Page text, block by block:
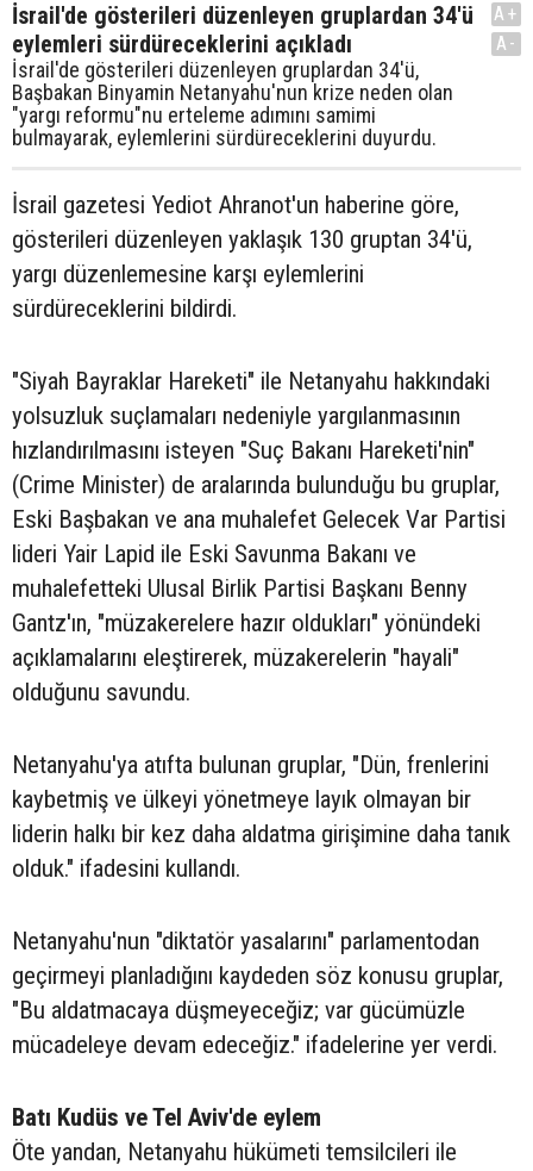
İsrail'de gösterileri düzenleyen gruplardan 34'ü
eylemleri sürdüreceklerini açıkladı
İsrail'de gösterileri düzenleyen gruplardan 34'ü,
Başbakan Binyamin Netanyahu'nun krize neden olan
"yargı reformu"nu erteleme adımını samimi
bulmayarak, eylemlerini sürdüreceklerini duyurdu.
A+
A-
İsrail gazetesi Yediot Ahranot'un haberine göre,
gösterileri düzenleyen yaklaşık 130 gruptan 34'ü,
yargı düzenlemesine karşı eylemlerini
sürdüreceklerini bildirdi.
"Siyah Bayraklar Hareketi" ile Netanyahu hakkındaki
yolsuzluk suçlamaları nedeniyle yargılanmasının
hızlandırılmasını isteyen "Suç Bakanı Hareketi'nin"
(Crime Minister) de aralarında bulunduğu bu gruplar,
Eski Başbakan ve ana muhalefet Gelecek Var Partisi
lideri Yair Lapid ile Eski Savunma Bakanı ve
muhalefetteki Ulusal Birlik Partisi Başkanı Benny
Gantz'ın, "müzakerelere hazır oldukları" yönündeki
açıklamalarını eleştirerek, müzakerelerin "hayali"
olduğunu savundu.
Netanyahu'ya atıfta bulunan gruplar, "Dün, frenlerini
kaybetmiş ve ülkeyi yönetmeye layık olmayan bir
liderin halkı bir kez daha aldatma girişimine daha tanık
olduk." ifadesini kullandı.
Netanyahu'nun "diktatör yasalarını" parlamentodan
geçirmeyi planladığını kaydeden söz konusu gruplar,
"Bu aldatmacaya düşmeyeceğiz; var gücümüzle
mücadeleye devam edeceğiz." ifadelerine yer verdi.
Batı Kudüs ve Tel Aviv'de eylem
Öte yandan, Netanyahu hükümeti temsilcileri ile